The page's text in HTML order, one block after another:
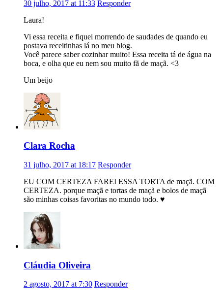
30 julho, 2017 at 11:33 Responder
Laura!
Vi essa receita e fiquei morrendo de saudades de quando eu
postava receitinhas lá no meu blog.
Você parece saber cozinhar muito! Essa receita tá de água na
boca, e olha que eu nem sou muito fã de maçã. <3
Um beijo
Clara Rocha
31 julho, 2017 at 18:17 Responder
EU COM CERTEZA FAREI ESSA TORTA de maçã. COM
CERTEZA. porque maçã e tortas de maçã e bolos de maçã
são minhas coisas favoritas no mundo todo. ♥
Cláudia Oliveira
2 agosto, 2017 at 7:30 Responder